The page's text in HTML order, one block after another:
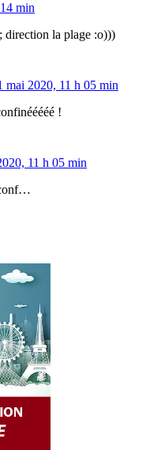
min
direction la plage :o)))
mai 2020, 11 h 05 min
!
11 h 05 min